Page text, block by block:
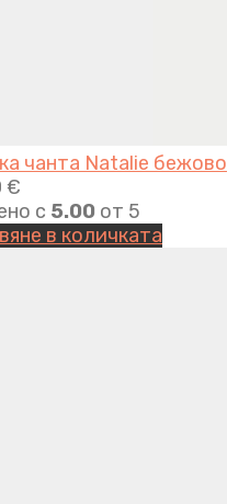
чанта Natalie бежово
€
с 5.00 от 5
в количката